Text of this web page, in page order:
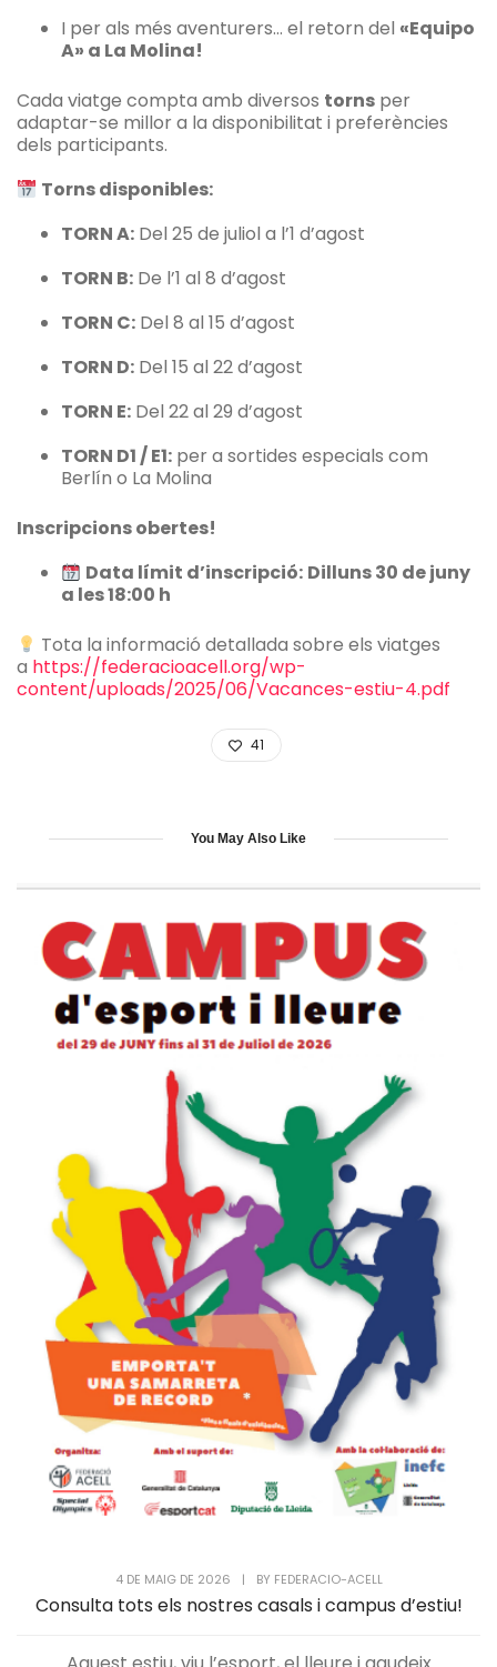
I per als més aventurers… el retorn del «Equipo
A» a La Molina!
Cada viatge compta amb diversos torns per
adaptar-se millor a la disponibilitat i preferències
dels participants.
Torns disponibles:
TORN A: Del 25 de juliol a l’1 d’agost
TORN B: De l’1 al 8 d’agost
TORN C: Del 8 al 15 d’agost
TORN D: Del 15 al 22 d’agost
TORN E: Del 22 al 29 d’agost
TORN D1 / E1: per a sortides especials com
Berlín o La Molina
Inscripcions obertes!
Data límit d’inscripció: Dilluns 30 de juny
a les 18:00 h
Tota la informació detallada sobre els viatges
a https://federacioacell.org/wp-
content/uploads/2025/06/Vacances-estiu-4.pdf
41
You May Also Like
4 DE MAIG DE 2026 | BY FEDERACIO-ACELL
Consulta tots els nostres casals i campus d’estiu!